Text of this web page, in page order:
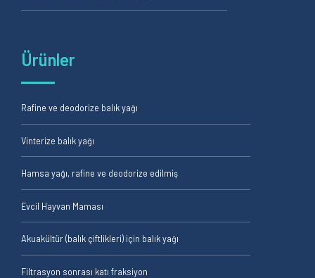
Ürünler
Rafine ve deodorize balık yağı
Vinterize balık yağı
Hamsa yağı, rafine ve deodorize edilmiş
Evcil Hayvan Maması
Akuakültür (balık çiftlikleri) için balık yağı
Filtrasyon sonrası katı fraksiyon